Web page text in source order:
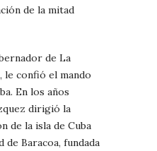
de la mitad
de La
le confió el mando
En los años
dirigió la
de la isla de Cuba
de Baracoa, fundada